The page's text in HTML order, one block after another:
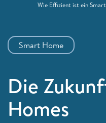
Smart Home
Die
Homes
Wie Effizient ist ein